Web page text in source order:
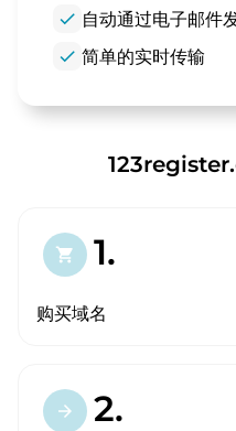
check 自动通过电子邮件
check 简单的实时传输
shopping_cart 1.
购买域名
arrow_forward 2.